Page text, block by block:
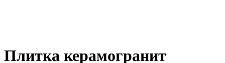
Плитка керамогранит